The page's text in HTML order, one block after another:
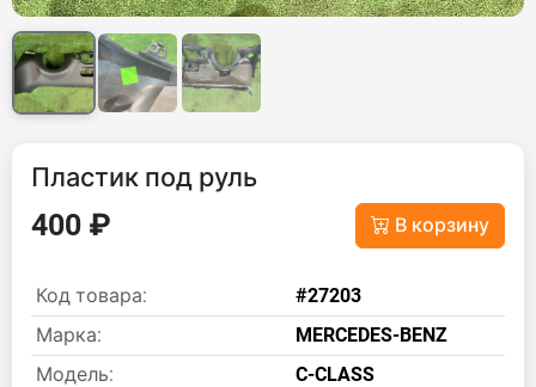
Пластик под руль
400 ₽ В корзину
Код товара:
#27203
Марка:
MERCEDES-BENZ
Модель:
C-CLASS